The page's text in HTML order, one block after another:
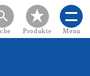
Produkte Menu